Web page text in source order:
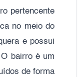
pertencente
no meio do
e possui
bairro é um
de forma